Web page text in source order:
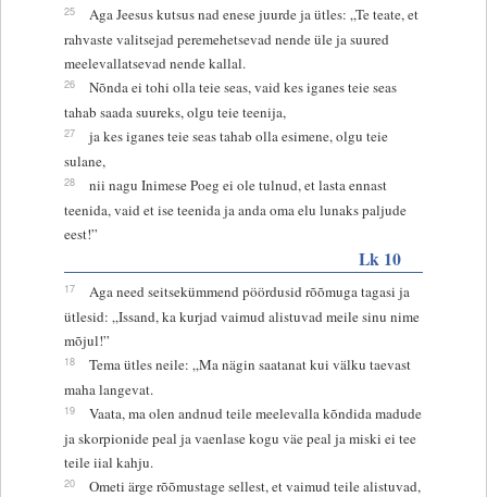
25
Aga Jeesus kutsus nad enese juurde ja ütles: „Te teate, et
rahvaste valitsejad peremehetsevad nende üle ja suured
meelevallatsevad nende kallal.
26
Nõnda ei tohi olla teie seas, vaid kes iganes teie seas
tahab saada suureks, olgu teie teenija,
27
ja kes iganes teie seas tahab olla esimene, olgu teie
sulane,
28
nii nagu Inimese Poeg ei ole tulnud, et lasta ennast
teenida, vaid et ise teenida ja anda oma elu lunaks paljude
eest!”
Lk 10
17
Aga need seitsekümmend pöördusid rõõmuga tagasi ja
ütlesid: „Issand, ka kurjad vaimud alistuvad meile sinu nime
mõjul!”
18
Tema ütles neile: „Ma nägin saatanat kui välku taevast
maha langevat.
19
Vaata, ma olen andnud teile meelevalla kõndida madude
ja skorpionide peal ja vaenlase kogu väe peal ja miski ei tee
teile iial kahju.
20
Ometi ärge rõõmustage sellest, et vaimud teile alistuvad,